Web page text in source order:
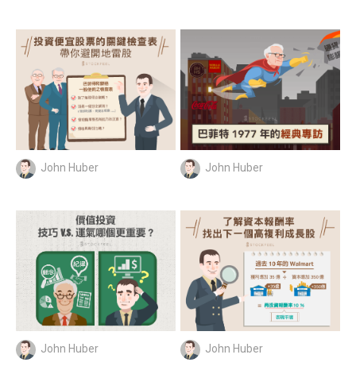
John Huber John Huber
John Huber John Huber